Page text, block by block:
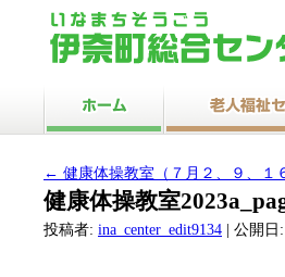
← 健康体操教室（７月２、９、１
健康体操教室
投稿者: ina_center_edit9134 公開日: